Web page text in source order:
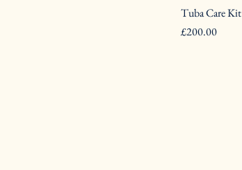
Tuba Care Kit
Pris
£200.00